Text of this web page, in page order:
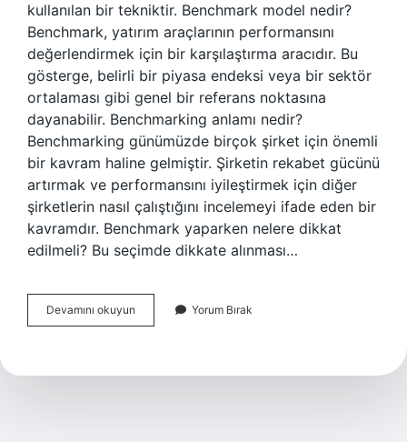
kullanılan bir tekniktir. Benchmark model nedir?
Benchmark, yatırım araçlarının performansını
değerlendirmek için bir karşılaştırma aracıdır. Bu
gösterge, belirli bir piyasa endeksi veya bir sektör
ortalaması gibi genel bir referans noktasına
dayanabilir. Benchmarking anlamı nedir?
Benchmarking günümüzde birçok şirket için önemli
bir kavram haline gelmiştir. Şirketin rekabet gücünü
artırmak ve performansını iyileştirmek için diğer
şirketlerin nasıl çalıştığını incelemeyi ifade eden bir
kavramdır. Benchmark yaparken nelere dikkat
edilmeli? Bu seçimde dikkate alınması…
Devamını okuyun Benchmark
Nedir
Yorum Bırak